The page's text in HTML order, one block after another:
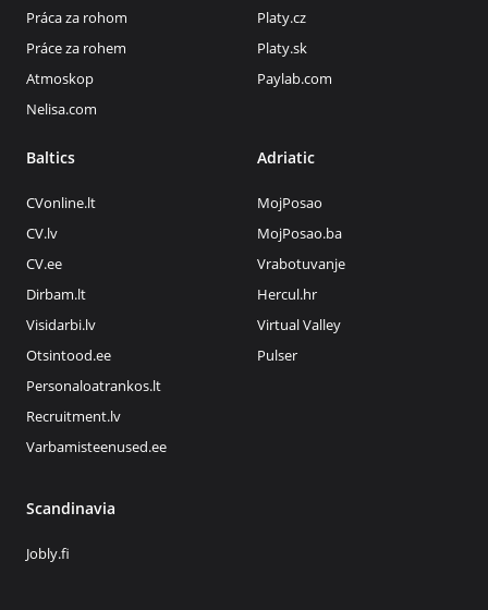
Práca za rohom
Práce za rohem
Atmoskop
Nelisa.com
Platy.cz
Platy.sk
Paylab.com
Baltics
CVonline.lt
CV.lv
CV.ee
Dirbam.lt
Visidarbi.lv
Otsintood.ee
Personaloatrankos.lt
Recruitment.lv
Varbamisteenused.ee
Adriatic
MojPosao
MojPosao.ba
Vrabotuvanje
Hercul.hr
Virtual Valley
Pulser
Scandinavia
Jobly.fi